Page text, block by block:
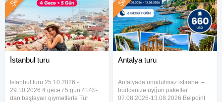
İstanbul turu
İstanbul turu 25.10.2026 -
29.10.2026 4 gecə / 5 gün 414$-
dan başlayan qiymətlərlə Tur
Antalya turu
Antalyada unudulmaz istirahət –
büdcənizə uyğun paketlər.
07.08.2026-13.08.2026 Belpoint